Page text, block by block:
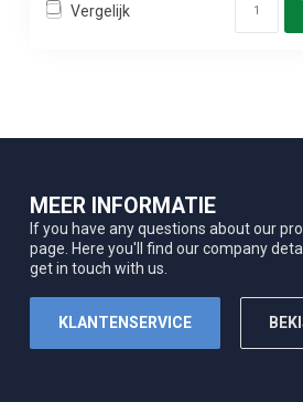
Vergelijk
MEER INFORMATIE
If you have any questions about our
page. Here you'll find our company
get in touch with us.
KLANTENSERVICE